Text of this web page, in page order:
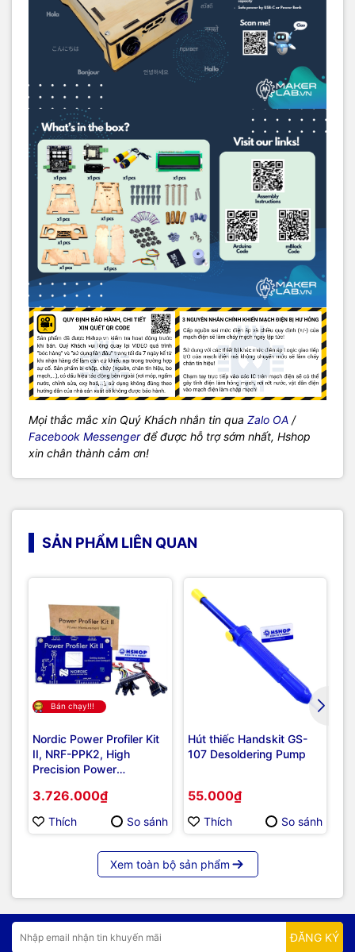
Mọi thắc mắc xin Quý Khách nhắn tin qua Zalo OA /
Facebook Messengerđể được hỗ trợ sớm nhất, Hshop
xin chân thành cảm ơn!
SẢN PHẨM LIÊN QUAN
Bán chạy!!!
Nordic Power Profiler Kit
II, NRF-PPK2, High
Precision Power
Profiling Tool For
Embedded Development
3.726.000₫
Thích So sánh
Hút thiếc Handskit GS-
107 Desoldering Pump
55.000₫
Thích So sánh
Xem toàn bộ sản phẩm
ĐĂNG KÝ